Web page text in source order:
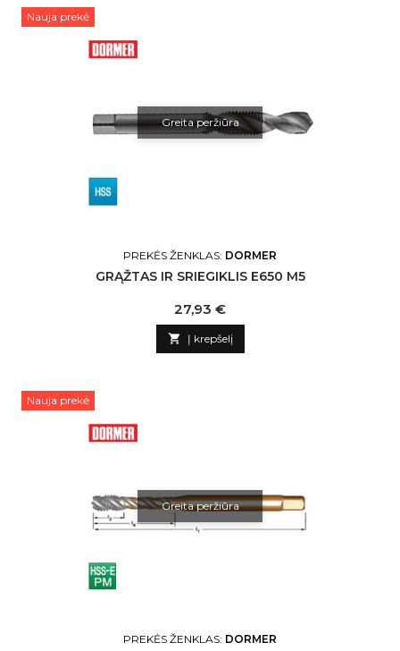
Nauja prekė
Greita peržiūra
PREKĖS ŽENKLAS: DORMER
GRĄŽTAS IR SRIEGIKLIS E650 M5
Kaina
27,93 €
 Į krepšelį
Nauja prekė
Greita peržiūra
PREKĖS ŽENKLAS: DORMER